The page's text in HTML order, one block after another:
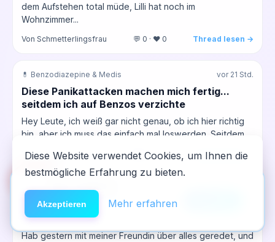
dem Aufstehen total müde, Lilli hat noch im
Wohnzimmer...
Von Schmetterlingsfrau 💬 0 · ❤️ 0 Thread lesen →
💊 Benzodiazepine & Medis vor 21 Std.
Diese Panikattacken machen mich fertig...
seitdem ich auf Benzos verzichte
Hey Leute, ich weiß gar nicht genau, ob ich hier richtig
bin, aber ich muss das einfach mal loswerden. Seitdem...
Von sarah_03 💬 0 · ❤️ 0 Thread lesen →
⚓ ⚓ Angehörige: Allgemein
Dieses Gefühl, wenn die Schwiegermutter
fragt, ob Papa schon wieder trinkt
Hab gestern mit meiner Freundin über alles geredet, und
🆘Hilfe
NeelixberliN auf dem Homescreen —
wie eine echte App.
Diese Website verwendet Cookies, um Ihnen die
bestmögliche Erfahrung zu bieten.
Akzeptieren Mehr erfahren